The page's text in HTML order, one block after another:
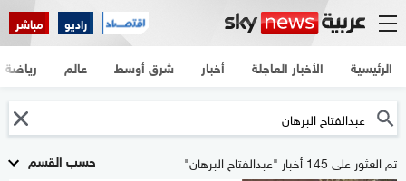
راديو مباشر
الرئيسية الأخبار العاجلة أخبار شرق أوسط عالم رياضة
حسب القسم تم العثور على 145 أخبار "عبدالفتاح البرهان"